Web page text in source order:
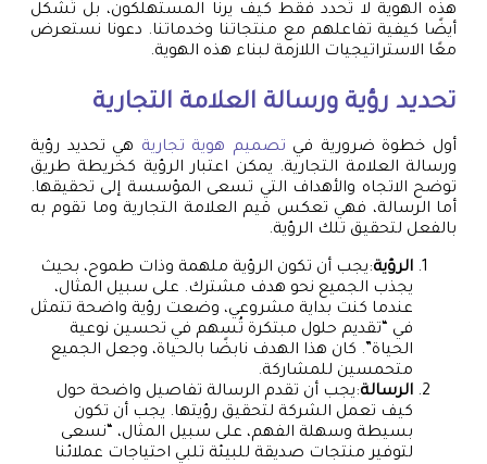
هذه الهوية لا تُحدد فقط كيف يرنا المستهلكون، بل تُشكل
أيضًا كيفية تفاعلهم مع منتجاتنا وخدماتنا. دعونا نستعرض
معًا الاستراتيجيات اللازمة لبناء هذه الهوية.
تحديد رؤية ورسالة العلامة التجارية
أول خطوة ضرورية في تصميم هوية تجارية هي تحديد رؤية
ورسالة العلامة التجارية. يمكن اعتبار الرؤية كخريطة طريق
توضح الاتجاه والأهداف التي تسعى المؤسسة إلى تحقيقها.
أما الرسالة، فهي تعكس قيم العلامة التجارية وما تقوم به
بالفعل لتحقيق تلك الرؤية.
الرؤية:يجب أن تكون الرؤية ملهمة وذات طموح، بحيث
يجذب الجميع نحو هدف مشترك. على سبيل المثال،
عندما كنت بداية مشروعي، وضعت رؤية واضحة تتمثل
في “تقديم حلول مبتكرة تُسهم في تحسين نوعية
الحياة”. كان هذا الهدف نابضًا بالحياة، وجعل الجميع
متحمسين للمشاركة.
الرسالة:يجب أن تقدم الرسالة تفاصيل واضحة حول
كيف تعمل الشركة لتحقيق رؤيتها. يجب أن تكون
بسيطة وسهلة الفهم، على سبيل المثال، “نسعى
لتوفير منتجات صديقة للبيئة تلبي احتياجات عملائنا